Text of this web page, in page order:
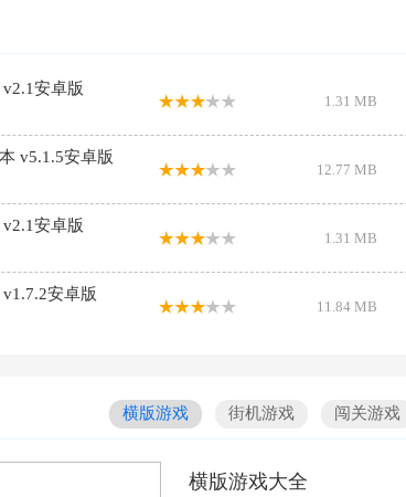
安卓版
1.31 MB
v5.1.5安卓版
12.77 MB
安卓版
1.31 MB
安卓版
11.84 MB
横版游戏 街机游戏 闯关游戏
横版游戏大全